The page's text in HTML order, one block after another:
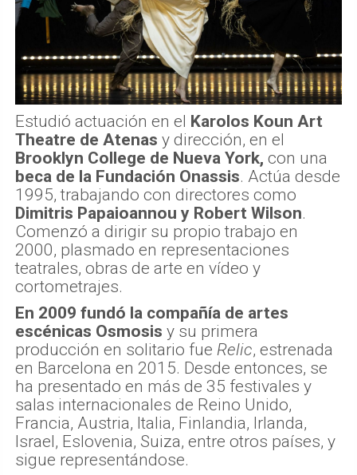
Estudió actuación en el Karolos Koun Art
Theatre de Atenas y dirección, en el
Brooklyn College de Nueva York, con una
beca de la Fundación Onassis. Actúa desde
1995, trabajando con directores como
Dimitris Papaioannou y Robert Wilson.
Comenzó a dirigir su propio trabajo en
2000, plasmado en representaciones
teatrales, obras de arte en vídeo y
cortometrajes.
En 2009 fundó la compañía de artes
escénicas Osmosis y su primera
producción en solitario fue Relic, estrenada
en Barcelona en 2015. Desde entonces, se
ha presentado en más de 35 festivales y
salas internacionales de Reino Unido,
Francia, Austria, Italia, Finlandia, Irlanda,
Israel, Eslovenia, Suiza, entre otros países, y
sigue representándose.